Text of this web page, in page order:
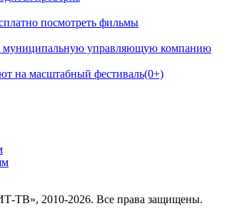
посмотреть фильмы
муниципальную управляющую компанию
на масштабный фестиваль(0+)
ТВ», 2010-2026. Все права защищены.